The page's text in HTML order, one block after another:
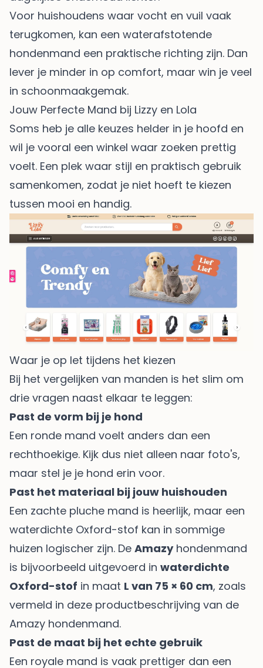
Voor huishoudens waar vocht en vuil vaak
terugkomen, kan een waterafstotende
hondenmand een praktische richting zijn. Dan
lever je minder in op comfort, maar win je veel
in schoonmaakgemak.
Jouw Perfecte Mand bij Lizzy en Lola
Soms heb je alle keuzes helder in je hoofd en
wil je vooral een winkel waar zoeken prettig
voelt. Een plek waar stijl en praktisch gebruik
samenkomen, zodat je niet hoeft te kiezen
tussen mooi en handig.
Waar je op let tijdens het kiezen
Bij het vergelijken van manden is het slim om
drie vragen naast elkaar te leggen:
Past de vorm bij je hond
Een ronde mand voelt anders dan een
rechthoekige. Kijk dus niet alleen naar foto's,
maar stel je je hond erin voor.
Past het materiaal bij jouw huishouden
Een zachte pluche mand is heerlijk, maar een
waterdichte Oxford-stof kan in sommige
huizen logischer zijn. De Amazyhondenmand
is bijvoorbeeld uitgevoerd in waterdichte
Oxford-stof in maat L van 75 × 60 cm, zoals
vermeld in deze productbeschrijving van de
Amazy hondenmand.
Past de maat bij het echte gebruik
Een royale mand is vaak prettiger dan een